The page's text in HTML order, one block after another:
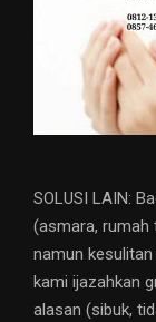
SOLUSI LAIN:
(asmara, rumah
namun
kami ijazahkan
alasan (sibuk,